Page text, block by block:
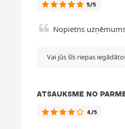
5/5
Nopietns
Vai jūs šīs riepas
ATSAUKSME NO
4/5